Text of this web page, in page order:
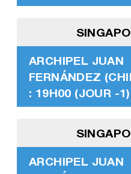
ARCHIPEL JUAN
FERNÁNDEZ
: 19H00 (JOUR -1)
ARCHIPEL JUAN